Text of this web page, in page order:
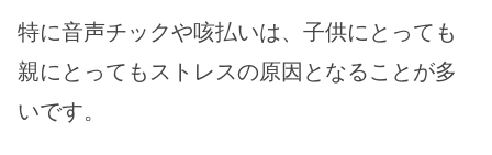
特に音声チックや咳払いは、子供にとっても
親にとってもストレスの原因となることが多
いです。